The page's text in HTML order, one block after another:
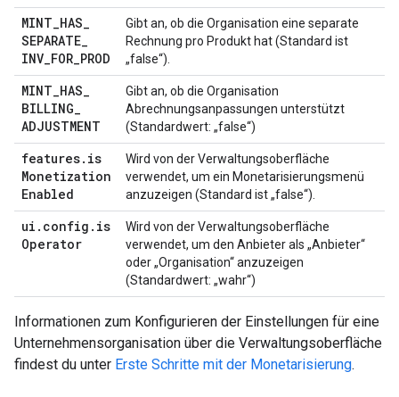
MINT HAS
SEPARATE
INV FOR PROD
Gibt an, ob die Organisation eine separate
Rechnung pro Produkt hat (Standard ist
„false“).
MINT HAS
BILLING
ADJUSTMENT
Gibt an, ob die Organisation
Abrechnungsanpassungen unterstützt
(Standardwert: „false“)
features. is
Monetization
Enabled
Wird von der Verwaltungsoberfläche
verwendet, um ein Monetarisierungsmenü
anzuzeigen (Standard ist „false“).
ui . config . is
Operator
Wird von der Verwaltungsoberfläche
verwendet, um den Anbieter als „Anbieter“
oder „Organisation“ anzuzeigen
(Standardwert: „wahr“)
Informationen zum Konfigurieren der Einstellungen für eine
Unternehmensorganisation über die Verwaltungsoberfläche
findest du unter Erste Schritte mit der Monetarisierung.